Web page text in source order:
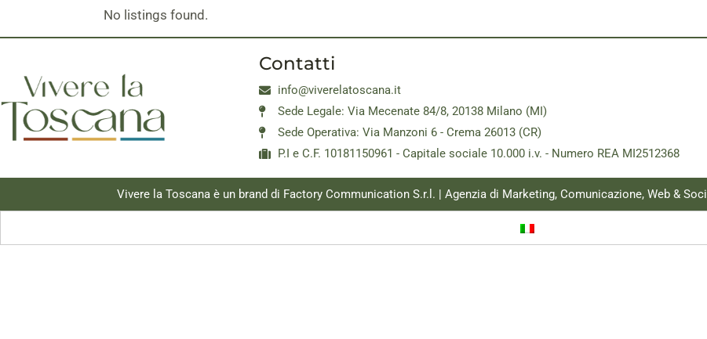
No listings found.
Contatti
info@viverelatoscana.it
Sede Legale: Via Mecenate 84/8, 20138 Milano (MI)
Sede Operativa: Via Manzoni 6 - Crema 26013 (CR)
P.I e C.F. 10181150961 - Capitale sociale 10.000 i.v. - Numero REA MI2512368
Vivere la Toscana è un brand di Factory Communication S.r.l. | Agenzia di Marketing, Comunicazione, Web &